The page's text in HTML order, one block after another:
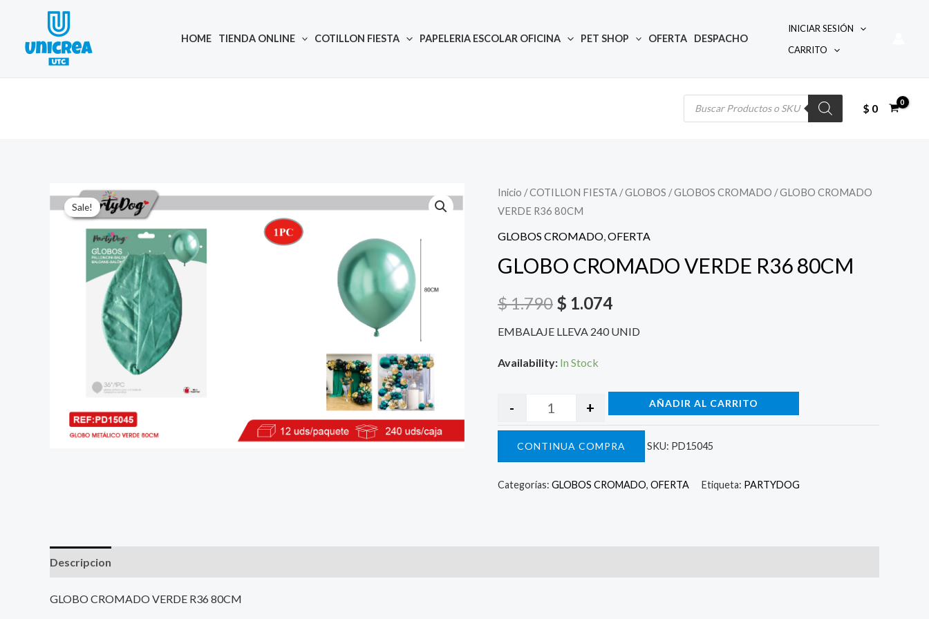
content
HOME TIENDA ONLINE COTILLON FIESTA PAPELERIA ESCOLAR OFICINA PET SHOP OFERTA DESPACHO
INICIAR SESIÓN
CARRITO
Búsqueda
$ 0
Sale!
Inicio /COTILLON FIESTA /GLOBOS /GLOBOS CROMADO / GLOBO CROMADO
VERDE R36 80CM
GLOBOS CROMADO OFERTA
GLOBO CROMADO VERDE R36 80CM
$1.790
El
original
$ 1.074
El
actual
EMBALAJE LLEVA 240 UNID
Availability: In Stock
Quantity
- + AÑADIR AL CARRITO
CONTINUA COMPRA SKU: PD15045
Categorías: GLOBOS CROMADO, OFERTA Etiqueta: PARTYDOG
Descripcion
GLOBO CROMADO VERDE R36 80CM